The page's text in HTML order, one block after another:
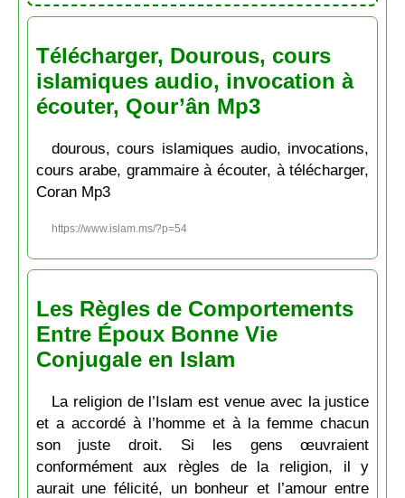
Télécharger, Dourous, cours
islamiques audio, invocation à
écouter, Qour’ân Mp3
dourous, cours islamiques audio, invocations,
cours arabe, grammaire à écouter, à télécharger,
Coran Mp3
https://www.islam.ms/?p=54
Les Règles de Comportements
Entre Époux Bonne Vie
Conjugale en Islam
La religion de l’Islam est venue avec la justice
et a accordé à l’homme et à la femme chacun
son juste droit. Si les gens œuvraient
conformément aux règles de la religion, il y
aurait une félicité, un bonheur et l’amour entre